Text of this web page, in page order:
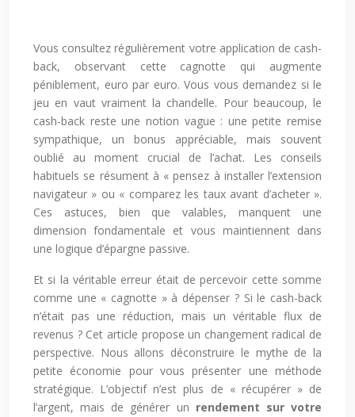
Vous consultez régulièrement votre application de cash-
back, observant cette cagnotte qui augmente
péniblement, euro par euro. Vous vous demandez si le
jeu en vaut vraiment la chandelle. Pour beaucoup, le
cash-back reste une notion vague : une petite remise
sympathique, un bonus appréciable, mais souvent
oublié au moment crucial de l’achat. Les conseils
habituels se résument à « pensez à installer l’extension
navigateur » ou « comparez les taux avant d’acheter ».
Ces astuces, bien que valables, manquent une
dimension fondamentale et vous maintiennent dans
une logique d’épargne passive.
Et si la véritable erreur était de percevoir cette somme
comme une « cagnotte » à dépenser ? Si le cash-back
n’était pas une réduction, mais un véritable flux de
revenus ? Cet article propose un changement radical de
perspective. Nous allons déconstruire le mythe de la
petite économie pour vous présenter une méthode
stratégique. L’objectif n’est plus de « récupérer » de
l’argent, mais de générer un rendement sur votre